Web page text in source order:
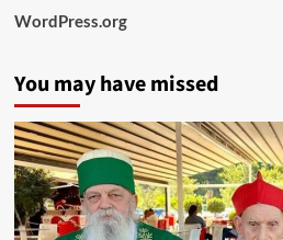
WordPress.org
You may have missed